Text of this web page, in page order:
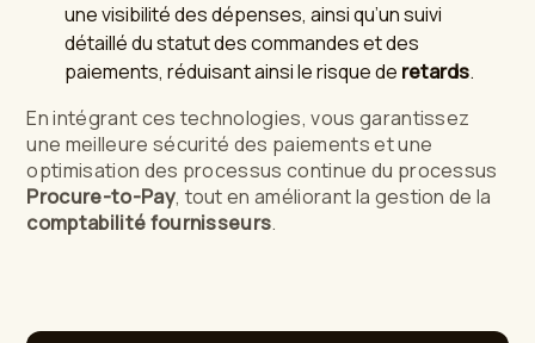
une visibilité des dépenses, ainsi qu’un suivi
détaillé du statut des commandes et des
paiements, réduisant ainsi le risque de retards.
En intégrant ces technologies, vous garantissez
une meilleure sécurité des paiements et une
optimisation des processus continue du processus
Procure-to-Pay, tout en améliorant la gestion de la
comptabilité fournisseurs.